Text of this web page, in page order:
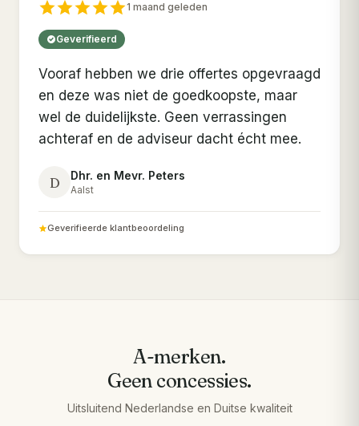
1 maand geleden
Geverifieerd
Vooraf hebben we drie offertes opgevraagd
en deze was niet de goedkoopste, maar
wel de duidelijkste. Geen verrassingen
achteraf en de adviseur dacht écht mee.
D Dhr. en Mevr. Peters
Aalst
Geverifieerde klantbeoordeling
A-merken.
Geen concessies.
Uitsluitend Nederlandse en Duitse kwaliteit